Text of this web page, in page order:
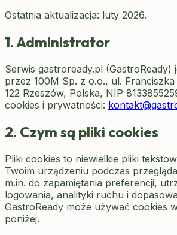
Ostatnia aktualizacja: luty 2026.
1. Administrator
Serwis gastroready.pl (GastroReady)
przez 100M Sp. z o.o., ul.
122 Rzeszów, Polska, NIP
cookies i prywatności:
2. Czym są pliki cookies
Pliki cookies to niewielkie pliki
Twoim urządzeniu podczas
m.in. do zapamiętania preferencji,
logowania, analityki ruchu i
GastroReady może używać cookies
poniżej.